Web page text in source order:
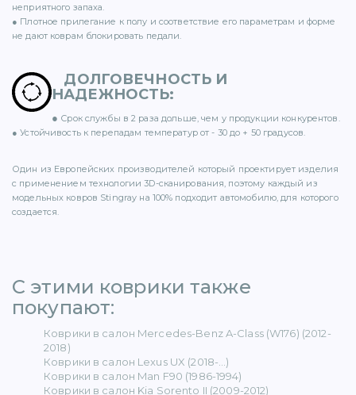
BENZ (65)
неприятного запаха.
● Плотное прилегание к полу и соответствие его параметрам и форме
не дают коврам блокировать педали.
ДОЛГОВЕЧНОСТЬ И
НАДЕЖНОСТЬ:
● Срок службы в 2 раза дольше, чем у продукции конкурентов.
● Устойчивость к перепадам температур от - 30 до + 50 градусов.
Один из Европейских производителей который проектирует изделия
с применением технологии 3D-сканирования, поэтому каждый из
модельных ковров Stingray на 100% подходит автомобилю, для которого
создается.
С этими коврики также
покупают: ​
Коврики в салон Mercedes-Benz A-Class (W176) (2012-
2018)
Коврики в салон Lexus UX (2018-...)
Коврики в салон Man F90 (1986-1994)
Коврики в салон Kia Sorento II (2009-2012)